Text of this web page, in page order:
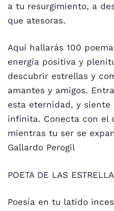
a tu resurgimiento, a
que atesoras.
Aquí hallarás 100
energía positiva y
descubrir estrellas y
amantes y amigos.
esta eternidad, y
infinita. Conecta con el
mientras tu ser se
Gallardo Perogil
POETA DE LAS
Poesía en tu latido